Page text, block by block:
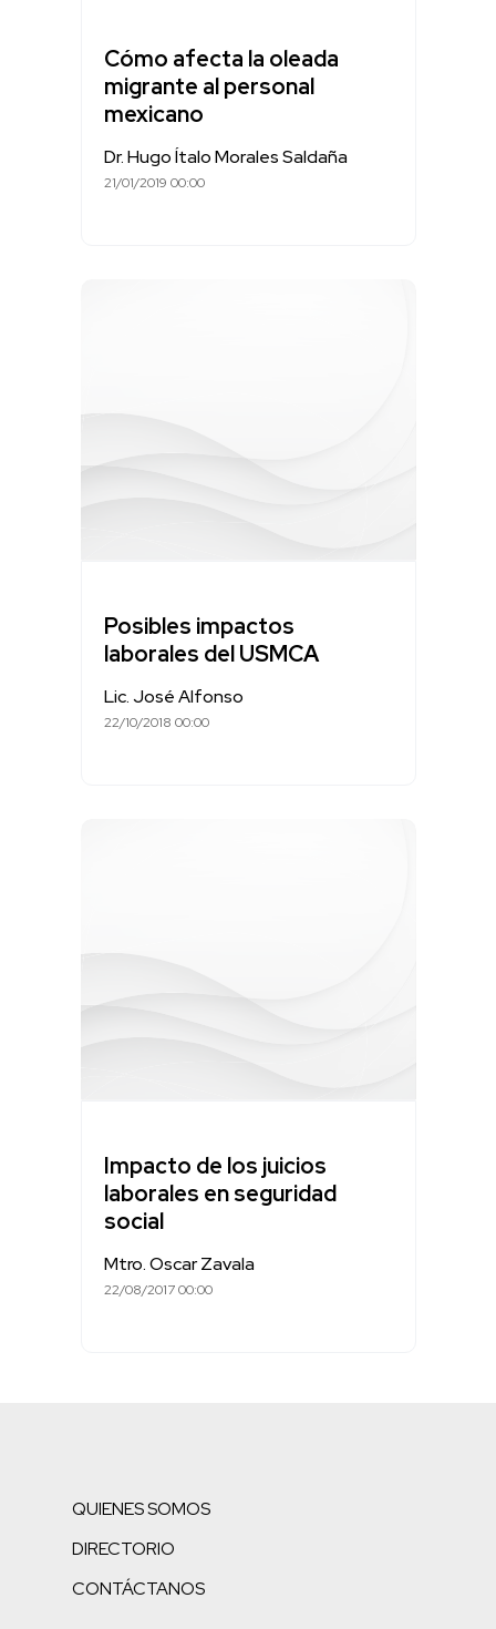
Cómo afecta la oleada
migrante al personal
mexicano
Dr. Hugo Ítalo Morales Saldaña
21/01/2019 00:00
Posibles impactos
laborales del USMCA
Lic. José Alfonso
22/10/2018 00:00
Impacto de los juicios
laborales en seguridad
social
Mtro. Oscar Zavala
22/08/2017 00:00
QUIENES SOMOS
DIRECTORIO
CONTÁCTANOS